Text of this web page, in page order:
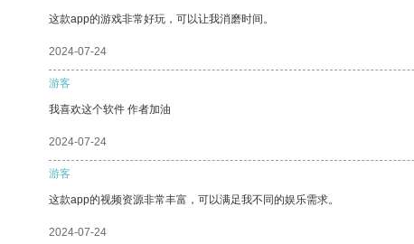
这款app的游戏非常好玩，可以让我消磨时间。
2024-07-24
游客
我喜欢这个软件 作者加油
2024-07-24
游客
这款app的视频资源非常丰富，可以满足我不同的娱乐需求。
2024-07-24